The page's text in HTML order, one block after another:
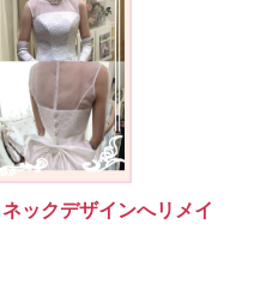
ックデザインへリメイ